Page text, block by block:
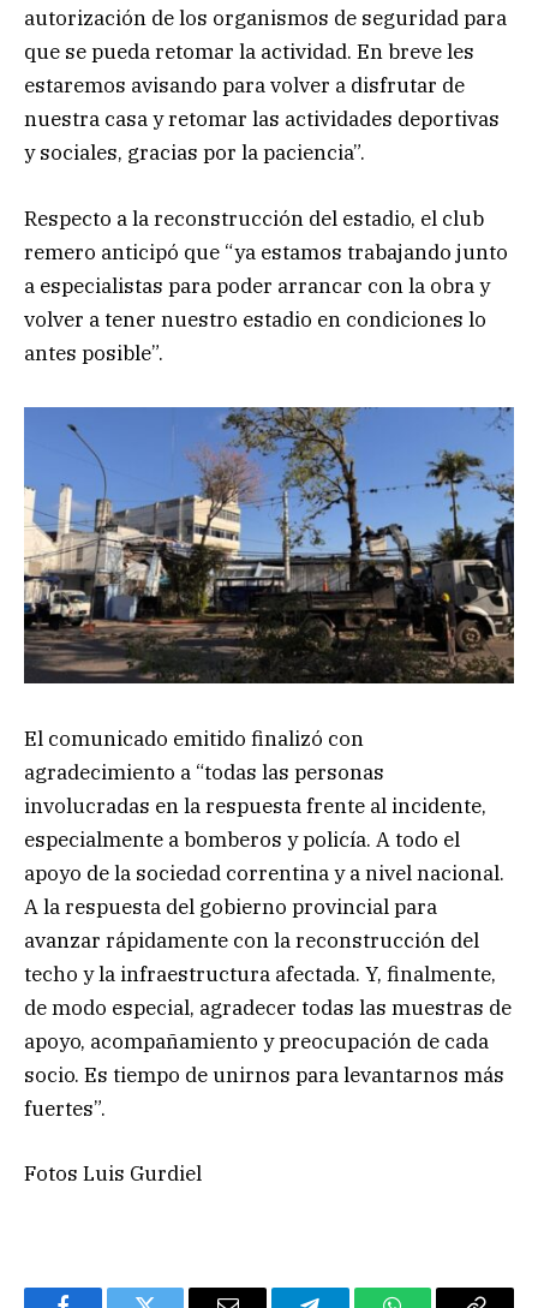
autorización de los organismos de seguridad para
que se pueda retomar la actividad. En breve les
estaremos avisando para volver a disfrutar de
nuestra casa y retomar las actividades deportivas
y sociales, gracias por la paciencia”.
Respecto a la reconstrucción del estadio, el club
remero anticipó que “ya estamos trabajando junto
a especialistas para poder arrancar con la obra y
volver a tener nuestro estadio en condiciones lo
antes posible”.
El comunicado emitido finalizó con
agradecimiento a “todas las personas
involucradas en la respuesta frente al incidente,
especialmente a bomberos y policía. A todo el
apoyo de la sociedad correntina y a nivel nacional.
A la respuesta del gobierno provincial para
avanzar rápidamente con la reconstrucción del
techo y la infraestructura afectada. Y, finalmente,
de modo especial, agradecer todas las muestras de
apoyo, acompañamiento y preocupación de cada
socio. Es tiempo de unirnos para levantarnos más
fuertes”.
Fotos Luis Gurdiel